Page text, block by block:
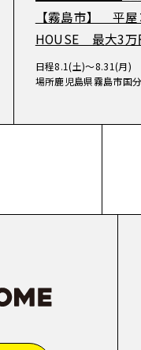
【霧島市】 平
HOUSE 最大3万
日程8.1(土)〜8.31(月)
場所鹿児島県霧島市国